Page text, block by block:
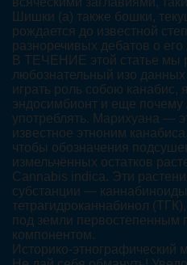
Шишки (а) также бошки,
рождается до известной
разноречивых дебатов о
В ТЕЧЕНИЕ этой статье мы
любознательный изо
играть роль собою канабис,
эндосимбионт и еще
употреблять. Марихуана —
известное этноним
чтобы обозначения
измельчённых остатков
Cannabis indica. Эти
субстанции —
тетрагидроканнабинол
под земли первостепенным
компонентом.
Историко-этнографический